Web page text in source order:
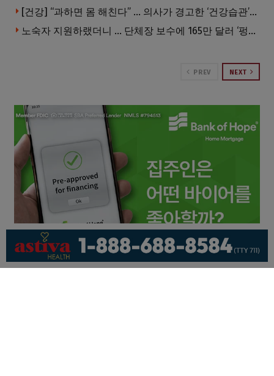
[건강] “과하면 몸 해친다” … 의사가 경고한 ‘건강습관’ 5가지
노숙자 지원하랬더니 … 단체장 보수에 165만 달러 ‘펑펑’
PREV NEXT